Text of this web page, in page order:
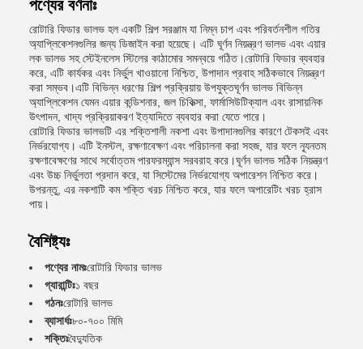
পণ্যের বর্ণনাঃ
রোটারি ফিডার ভালভ হল একটি শিল্প সরঞ্জাম যা নিম্ন চাপ এবং পরিবর্তনশীল গতির
অ্যাপ্লিকেশনগুলির জন্য ডিজাইন করা হয়েছে। এটি ঘূর্ণন নিয়ন্ত্রণ ভালভ এবং এয়ার
লক ভালভ সহ স্টেইনলেস স্টিলের কাঠামোর সমন্বয়ে গঠিত।রোটারি ফিডার ব্যবহার
করে, এটি কার্যকর এবং নির্ভুল খাওয়ানো নিশ্চিত, উপাদান প্রবাহ সঠিকভাবে নিয়ন্ত্রণ
করা সম্ভব।এটি বিভিন্ন ধরণের শিল্প প্রক্রিয়ায় উপযুক্তঘূর্ণন ভালভ বিভিন্ন
অ্যাপ্লিকেশন যেমন এয়ার কন্ডিশনার, জল চিকিত্সা, ফার্মাসিউটিক্যাল এবং রাসায়নিক
উৎপাদন, খাদ্য প্রক্রিয়াকরণ ইত্যাদিতে ব্যবহার করা যেতে পারে।
রোটারি ফিডার ভালভটি এর শক্তিশালী নকশা এবং উপাদানগুলির কারণে টেকসই এবং
নির্ভরযোগ্য। এটি ইনস্টল, রক্ষণাবেক্ষণ এবং পরিচালনা করা সহজ, যার ফলে ন্যূনতম
রক্ষণাবেক্ষণের সাথে সর্বোত্তম পারফরম্যান্স সরবরাহ করে।ঘূর্ণন ভালভ সঠিক নিয়ন্ত্রণ
এবং উচ্চ নির্ভুলতা প্রদান করে, যা সিস্টেমের নির্ভরযোগ্য অপারেশন নিশ্চিত করে।
উপরন্তু, এর নকশাটি কম শক্তি খরচ নিশ্চিত করে, যার ফলে অপারেটিং খরচ হ্রাস
পায়।
বৈশিষ্ট্যঃ
পণ্যের নামঃরোটারি ফিডার ভালভ
গ্যারান্টিঃ১ বছর
গঠনঃরোটারি ভালভ
ব্যাসার্ধঃ৮০-৭০০ মিমি
শক্তিঃবৈদ্যুতিক